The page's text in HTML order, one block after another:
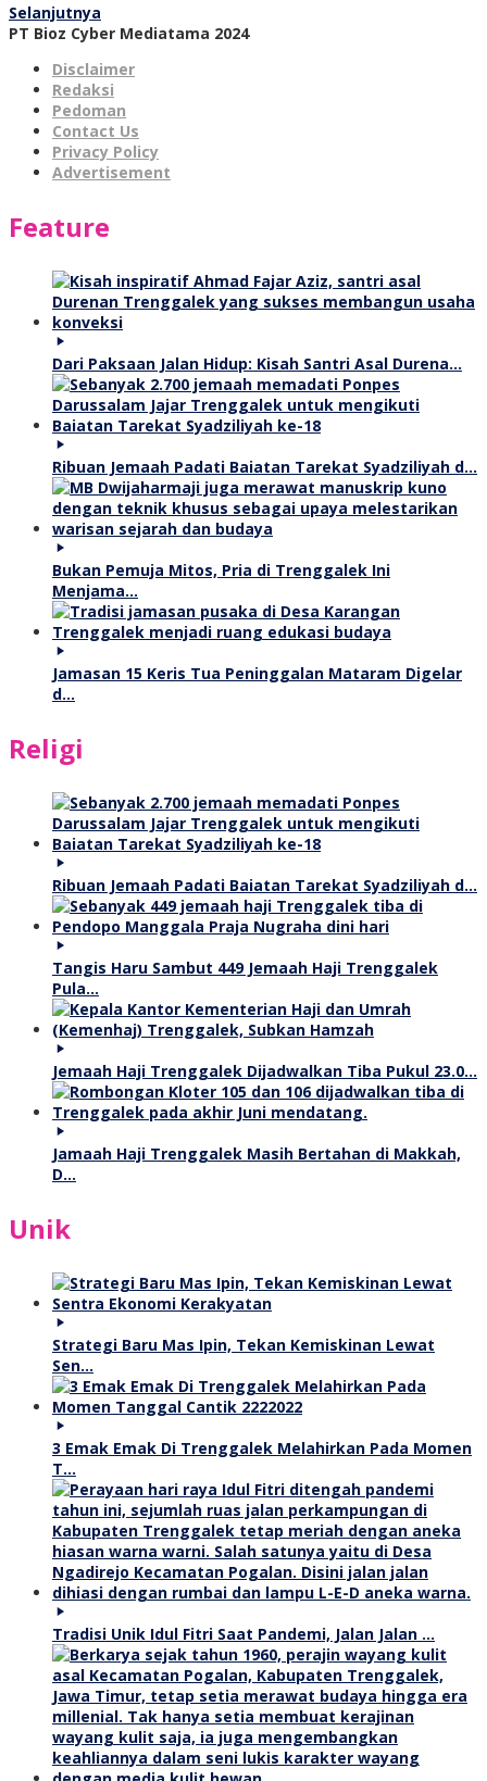
Selanjutnya
PT Bioz Cyber Mediatama 2024
Disclaimer
Redaksi
Pedoman
Contact Us
Privacy Policy
Advertisement
Feature
Dari Paksaan Jalan Hidup: Kisah Santri Asal Durena…
Ribuan Jemaah Padati Baiatan Tarekat Syadziliyah d…
Bukan Pemuja Mitos, Pria di Trenggalek Ini
Menjama…
Jamasan 15 Keris Tua Peninggalan Mataram Digelar
d…
Religi
Ribuan Jemaah Padati Baiatan Tarekat Syadziliyah d…
Tangis Haru Sambut 449 Jemaah Haji Trenggalek
Pula…
Jemaah Haji Trenggalek Dijadwalkan Tiba Pukul 23.0…
Jamaah Haji Trenggalek Masih Bertahan di Makkah,
D…
Unik
Strategi Baru Mas Ipin, Tekan Kemiskinan Lewat
Sen…
3 Emak Emak Di Trenggalek Melahirkan Pada Momen
T…
Tradisi Unik Idul Fitri Saat Pandemi, Jalan Jalan …